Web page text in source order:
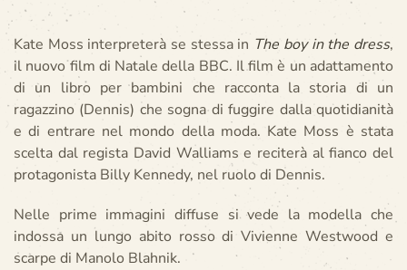
Kate Moss interpreterà se stessa in The boy in the dress,
il nuovo film di Natale della BBC. Il film è un adattamento
di un libro per bambini che racconta la storia di un
ragazzino (Dennis) che sogna di fuggire dalla quotidianità
e di entrare nel mondo della moda. Kate Moss è stata
scelta dal regista David Walliams e reciterà al fianco del
protagonista Billy Kennedy, nel ruolo di Dennis.
Nelle prime immagini diffuse si vede la modella che
indossa un lungo abito rosso di Vivienne Westwood e
scarpe di Manolo Blahnik.